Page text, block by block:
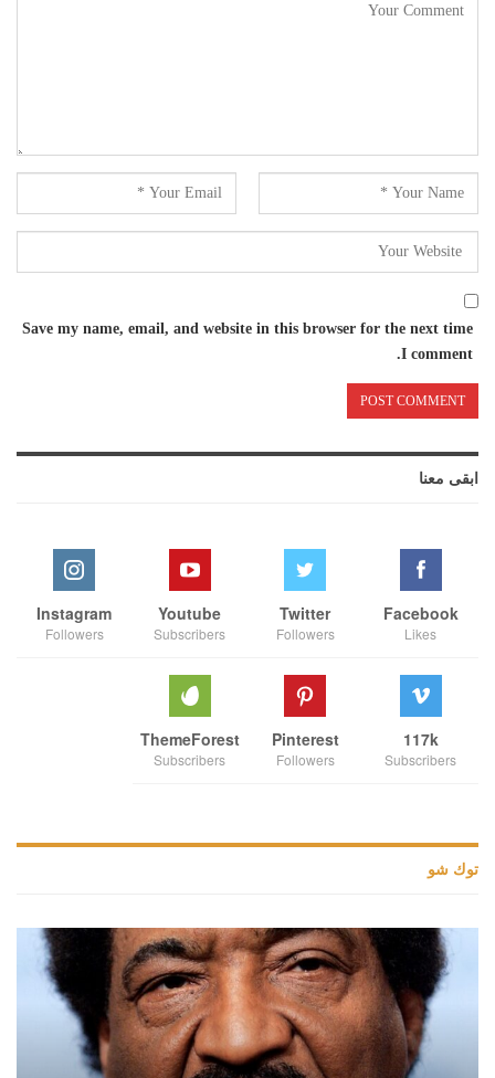
Save my name, email, and website in this browser for the next time
I comment.
ابقى معنا
Facebook
Likes
Twitter
Followers
Youtube
Subscribers
Instagram
Followers
117k
Subscribers
Pinterest
Followers
ThemeForest
Subscribers
توك شو